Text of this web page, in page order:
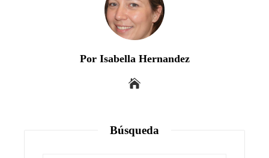
Por Isabella Hernandez
Búsqueda